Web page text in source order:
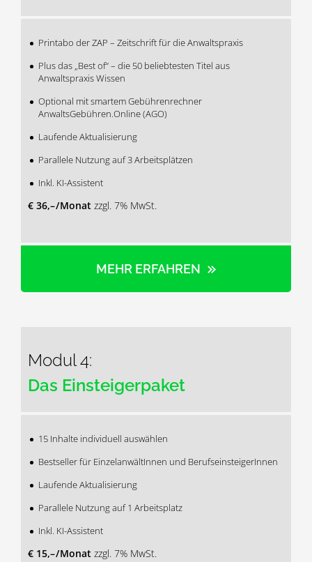
Printabo der ZAP – Zeitschrift für die Anwaltspraxis
Plus das „Best of“ – die 50 beliebtesten Titel aus
Anwaltspraxis Wissen
Optional mit smartem Gebührenrechner
AnwaltsGebühren.Online (AGO)
Laufende Aktualisierung
Parallele Nutzung auf 3 Arbeitsplätzen
Inkl. KI-Assistent
€ 36,– / Monat zzgl. 7% MwSt.
MEHR ERFAHREN
Modul 4:
Das Einsteigerpaket
15 Inhalte individuell auswählen
Bestseller für EinzelanwältInnen und BerufseinsteigerInnen
Laufende Aktualisierung
Parallele Nutzung auf 1 Arbeitsplatz
Inkl. KI-Assistent
€ 15,– / Monat zzgl. 7% MwSt.